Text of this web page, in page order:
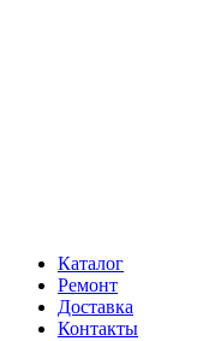
Каталог
Ремонт
Доставка
Контакты